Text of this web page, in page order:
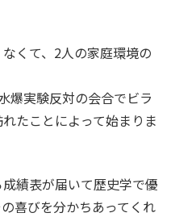
くて、2人の家庭環境の
爆実験反対の会合でビラ
たことによって始まりま
績表が届いて歴史学で優
喜びを分かちあってくれ